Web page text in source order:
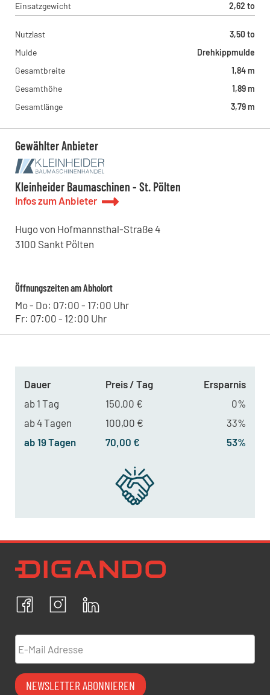
Einsatzgewicht
2,62 to
Nutzlast
3,50 to
Mulde
Drehkippmulde
Gesamtbreite
1,84 m
Gesamthöhe
1,89 m
Gesamtlänge
3,79 m
Gewählter Anbieter
Kleinheider Baumaschinen - St. Pölten
Infos zum Anbieter
Hugo von Hofmannsthal-Straße 4
3100 Sankt Pölten
Öffnungszeiten am Abholort
Mo - Do: 07:00 - 17:00 Uhr
Fr: 07:00 - 12:00 Uhr
Dauer Preis / Tag
Ersparnis
ab 1 Tag
150,00 €
0%
ab 4 Tagen
100,00 €
33%
ab 19 Tagen
70,00 € 53%
FacebookInstagram
Ich bestätige, dass ich die
Datenschutzrichtlinien
personenbezogenen Daten einverstanden.
E-Mail Adresse
NEWSLETTER ABONNIEREN